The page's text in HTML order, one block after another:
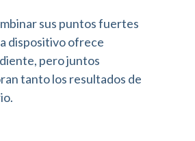
sus puntos fuertes
dispositivo ofrece
pero juntos
tanto los resultados de